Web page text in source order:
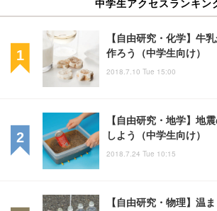
中学生アクセスランキン
【自由研究・化学】牛
作ろう（中学生向け）
2018.7.10 Tue 15:00
【自由研究・地学】地
しよう（中学生向け）
2018.7.24 Tue 10:15
【自由研究・物理】温